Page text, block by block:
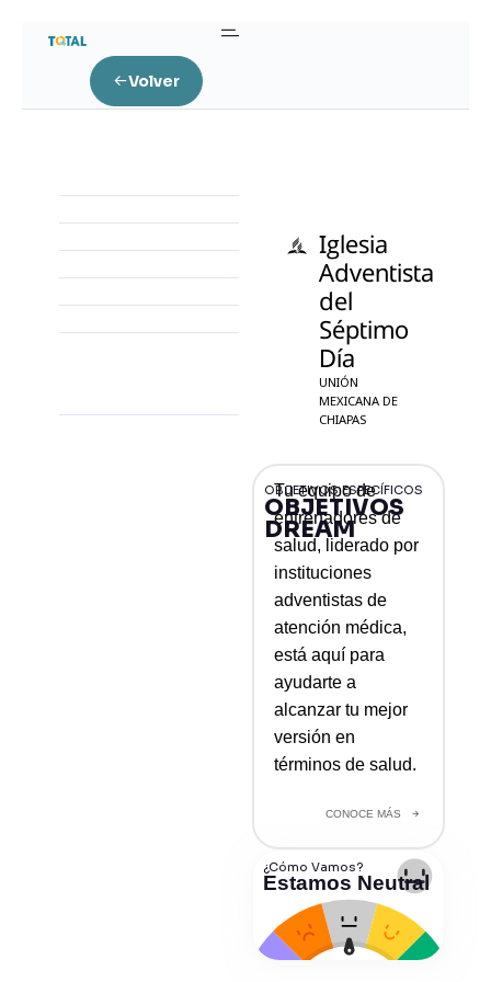
Volver
Iglesia
Adventista
del
Séptimo
Día
UNIÓN
MEXICANA DE
CHIAPAS
OBJETIVOS ESPECÍFICOS
Tu equipo de
entrenadores de
salud, liderado por
instituciones
adventistas de
atención médica,
está aquí para
ayudarte a
alcanzar tu mejor
versión en
términos de salud.
CONOCE MÁS
OBJETIVOS
DREAM
¿Cómo Vamos?
Estamos Neutral